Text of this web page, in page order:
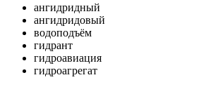
ангидридный
ангидридовый
водоподъём
гидрант
гидроавиация
гидроагрегат